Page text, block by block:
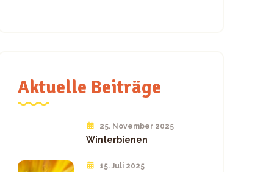
Aktuelle Beiträge
25. November 2025
Winterbienen
15. Juli 2025